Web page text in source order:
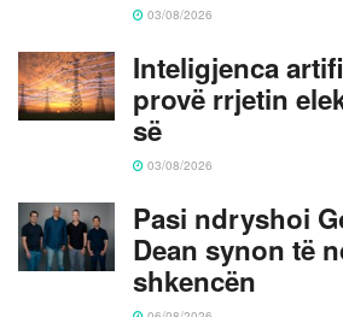
03/08/2026
Inteligjenca
provë rrjetin
së
03/08/2026
Pasi ndryshoi
Dean synon të
shkencën